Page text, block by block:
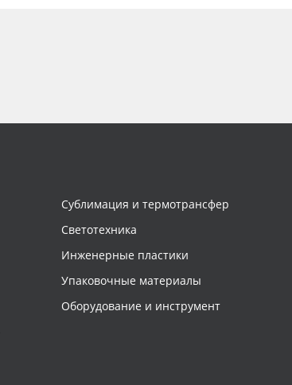
Сублимация и термотрансфер
Светотехника
Инженерные пластики
Упаковочные материалы
Оборудование и инструмент